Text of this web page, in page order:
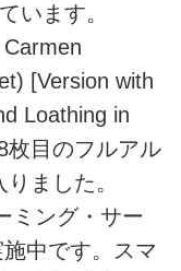
います。
[Version with
Loathing in
枚目のフルアル
ました。
ミング・サー
中です。スマ